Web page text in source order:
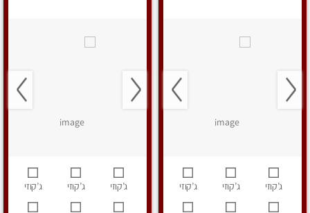
ג’קוזי ג’קוזי ג’קוזי ג’קוזי ג’קוזי ג’קוזי